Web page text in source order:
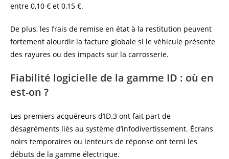
entre 0,10 € et 0,15 €.
De plus, les frais de remise en état à la restitution peuvent
fortement alourdir la facture globale si le véhicule présente
des rayures ou des impacts sur la carrosserie.
Fiabilité logicielle de la gamme ID : où en
est-on ?
Les premiers acquéreurs d’ID.3 ont fait part de
désagréments liés au système d’infodivertissement. Écrans
noirs temporaires ou lenteurs de réponse ont terni les
débuts de la gamme électrique.